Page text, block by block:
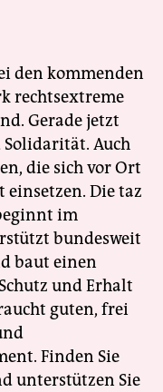
den kommenden
rechtsextreme
Gerade jetzt
Auch
die sich vor Ort
Die taz
im
bundesweit
baut einen
und Erhalt
guten, frei
Finden Sie
unterstützen Sie